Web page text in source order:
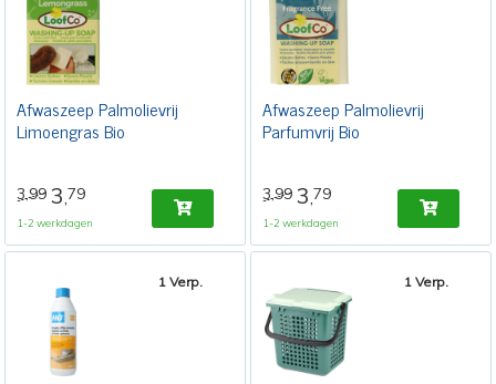
Afwaszeep Palmolievrij
Limoengras Bio
3,99 3,79
1-2 werkdagen
Afwaszeep Palmolievrij
Parfumvrij Bio
3,99 3,79
1-2 werkdagen
1 Verp. 1 Verp.